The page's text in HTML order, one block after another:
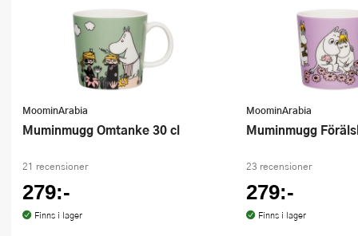
MoominArabia
Muminmugg Omtanke 30 cl
21 recensioner
279:-
Finns i lager
MoominArabia
Muminmugg
23 recensioner
279:-
Finns i lager